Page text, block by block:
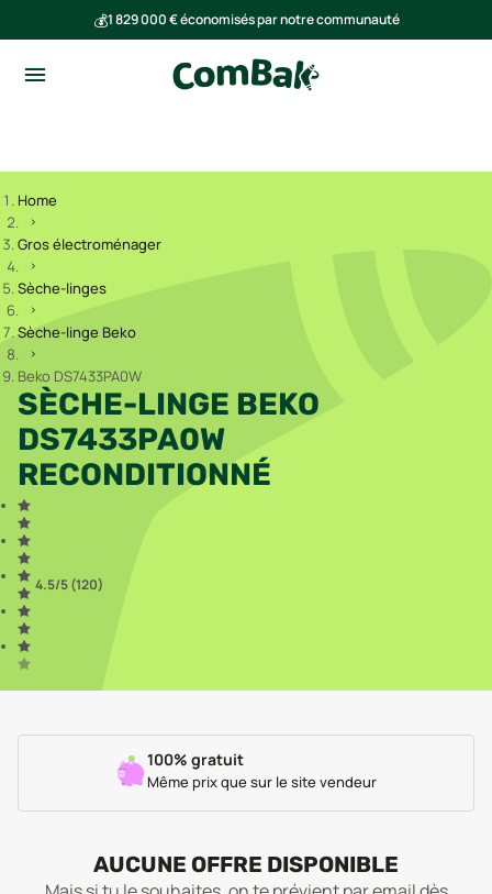
💰1 829 000 € économisés par notre communauté
Home
Gros électroménager
Sèche-linges
Sèche-linge Beko
Beko DS7433PA0W
SÈCHE-LINGE BEKO
DS7433PA0W
RECONDITIONNÉ
4.5/5 (120)
100% gratuit
Même prix que sur le site vendeur
AUCUNE OFFRE DISPONIBLE